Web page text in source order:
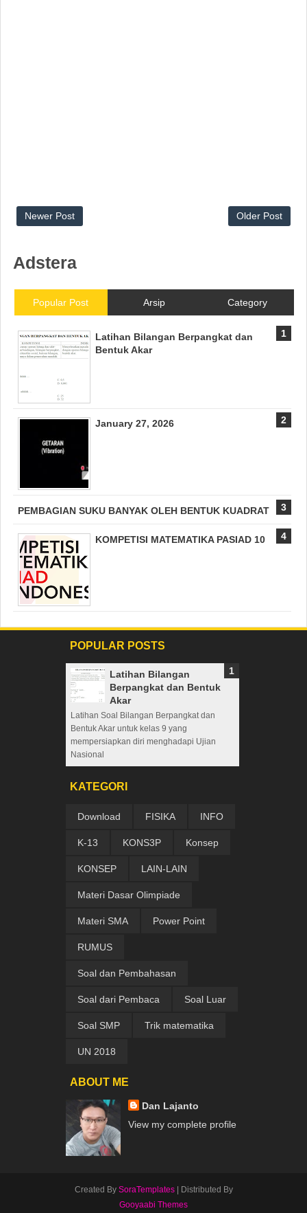
Newer Post Older Post
Adstera
Popular Post Arsip Category
Latihan Bilangan Berpangkat dan
Bentuk Akar
January 27, 2026
PEMBAGIAN SUKU BANYAK OLEH BENTUK KUADRAT
KOMPETISI MATEMATIKA PASIAD 10
POPULAR POSTS
Latihan Bilangan
Berpangkat dan Bentuk
Akar
Latihan Soal Bilangan Berpangkat dan
Bentuk Akar untuk kelas 9 yang
mempersiapkan diri menghadapi Ujian
Nasional
KATEGORI
Download FISIKA INFO
K-13 KONS3P Konsep
KONSEP LAIN-LAIN
Materi Dasar Olimpiade
Materi SMA Power Point
RUMUS
Soal dan Pembahasan
Soal dari Pembaca Soal Luar
Soal SMP Trik matematika
UN 2018
ABOUT ME
Dan Lajanto
View my complete profile
Created By SoraTemplates| Distributed By
Gooyaabi Themes